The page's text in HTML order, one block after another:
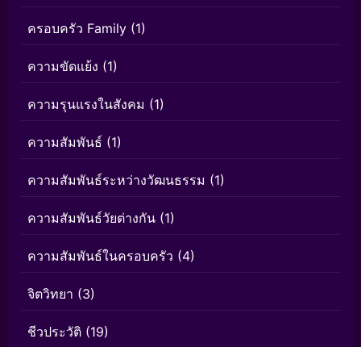
ครอบครัว Family (1)
ความขัดแย้ง (1)
ความรุนแรงในสังคม (1)
ความสัมพันธ์ (1)
ความสัมพันธ์ระหว่างวัฒนธรรม (1)
ความสัมพันธ์วัยต่างกัน (1)
ความสัมพันธ์ในครอบครัว (4)
จิตวิทยา (3)
ชีวประวัติ (19)